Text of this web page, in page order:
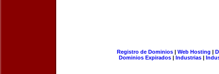
Registro de Dominios| Web Hosting |
Dominios Expirados | Industrias |